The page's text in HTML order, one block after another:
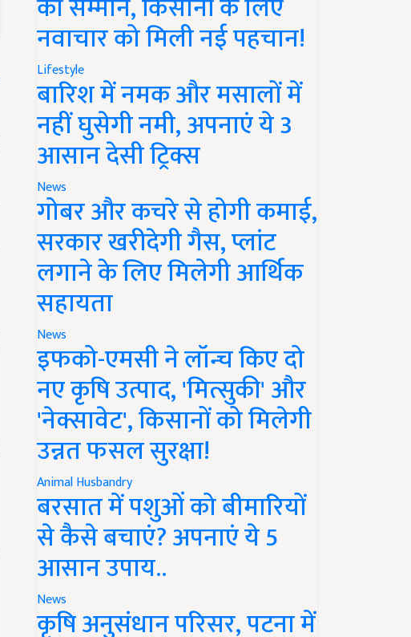
नवाचार को मिली नई पहचान!
Lifestyle
बारिश में नमक और मसालों में
नहीं घुसेगी नमी, अपनाएं ये 3
आसान देसी ट्रिक्स
News
गोबर और कचरे से होगी कमाई,
सरकार खरीदेगी गैस, प्लांट
लगाने के लिए मिलेगी आर्थिक
सहायता
News
इफको-एमसी ने लॉन्च किए दो
नए कृषि उत्पाद, 'मित्सुकी' और
'नेक्सावेट', किसानों को मिलेगी
उन्नत फसल सुरक्षा!
Animal Husbandry
बरसात में पशुओं को बीमारियों
से कैसे बचाएं? अपनाएं ये 5
आसान उपाय..
News
कृषि अनुसंधान परिसर, पटना में